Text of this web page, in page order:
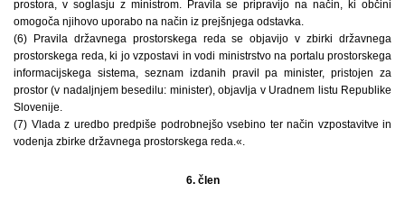
prostora, v soglasju z ministrom. Pravila se pripravijo na način, ki občini
omogoča njihovo uporabo na način iz prejšnjega odstavka.
(6) Pravila državnega prostorskega reda se objavijo v zbirki državnega
prostorskega reda, ki jo vzpostavi in vodi ministrstvo na portalu prostorskega
informacijskega sistema, seznam izdanih pravil pa minister, pristojen za
prostor (v nadaljnjem besedilu: minister), objavlja v Uradnem listu Republike
Slovenije.
(7) Vlada z uredbo predpiše podrobnejšo vsebino ter način vzpostavitve in
vodenja zbirke državnega prostorskega reda.«.
6. člen